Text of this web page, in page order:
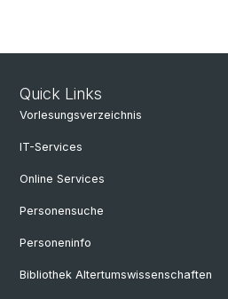
Quick Links
Vorlesungsverzeichnis
IT-Services
Online Services
Personensuche
Personeninfo
Bibliothek Altertumswissenschaften